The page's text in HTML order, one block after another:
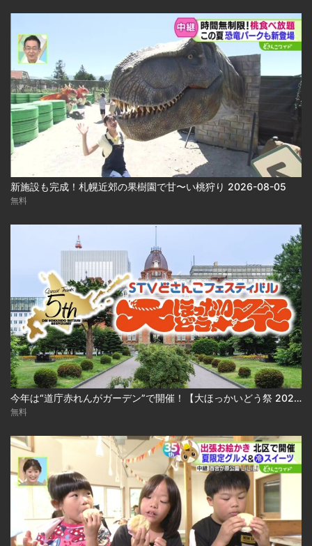
新施設も完成！札幌近郊の果樹園で甘〜い桃狩り 2026-08-05
無料
今年は“道庁赤れんがガーデン”で開催！【大ほっかいどう祭 2026】
無料